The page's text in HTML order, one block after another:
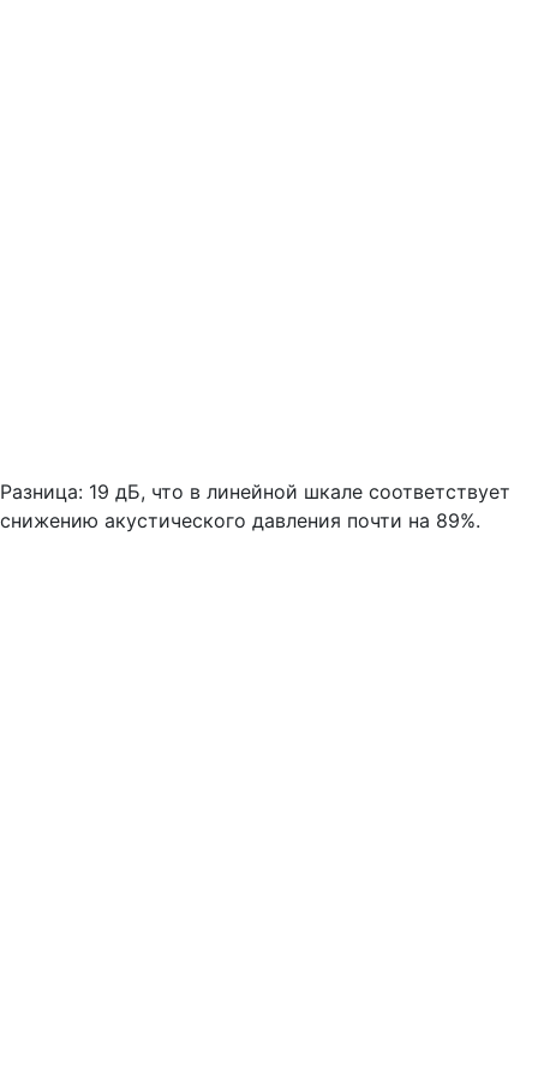
Разница: 19 дБ, что в линейной шкале соответствует
снижению акустического давления почти на 89%.